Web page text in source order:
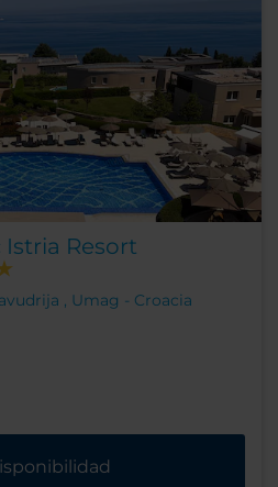
Resort
, Umag - Croacia